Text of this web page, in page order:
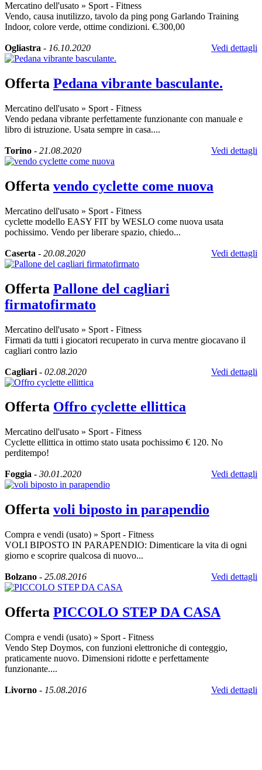
Mercatino dell'usato » Sport - Fitness
Vendo, causa inutilizzo, tavolo da ping pong Garlando Training
Indoor, colore verde, ottime condizioni. €.300,00
Ogliastra - 16.10.2020 Vedi dettagli
Offerta Pedana vibrante basculante.
Mercatino dell'usato » Sport - Fitness
Vendo pedana vibrante perfettamente funzionante con manuale e
libro di istruzione. Usata sempre in casa....
Torino - 21.08.2020 Vedi dettagli
Offerta vendo cyclette come nuova
Mercatino dell'usato » Sport - Fitness
cyclette modello EASY FIT by WESLO come nuova usata
pochissimo. Vendo per liberare spazio, chiedo...
Caserta - 20.08.2020 Vedi dettagli
Offerta Pallone del cagliari
firmatofirmato
Mercatino dell'usato » Sport - Fitness
Firmati da tutti i giocatori recuperato in curva mentre giocavano il
cagliari contro lazio
Cagliari - 02.08.2020 Vedi dettagli
Offerta Offro cyclette ellittica
Mercatino dell'usato » Sport - Fitness
Cyclette ellittica in ottimo stato usata pochissimo € 120. No
perditempo!
Foggia - 30.01.2020 Vedi dettagli
Offerta voli biposto in parapendio
Compra e vendi (usato) » Sport - Fitness
VOLI BIPOSTO IN PARAPENDIO: Dimenticare la vita di ogni
giorno e scoprire qualcosa di nuovo...
Bolzano - 25.08.2016 Vedi dettagli
Offerta PICCOLO STEP DA CASA
Compra e vendi (usato) » Sport - Fitness
Vendo Step Doymos, con funzioni elettroniche di conteggio,
praticamente nuovo. Dimensioni ridotte e perfettamente
funzionante....
Livorno - 15.08.2016 Vedi dettagli